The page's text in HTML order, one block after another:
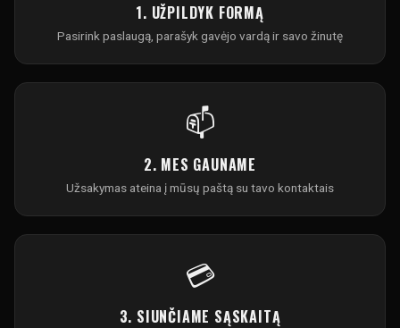
1. UŽPILDYK FORMĄ
Pasirink paslaugą, parašyk gavėjo vardą ir savo žinutę
📫
2. MES GAUNAME
Užsakymas ateina į mūsų paštą su tavo kontaktais
💳
3. SIUNČIAME SĄSKAITĄ